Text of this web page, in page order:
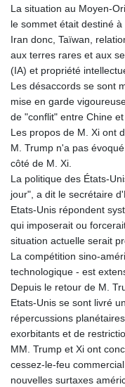
La situation au Moyen-
le sommet était destiné
Iran donc, Taïwan,
aux terres rares et aux
(IA) et propriété
Les désaccords se sont
mise en garde
de "conflit" entre Chine
Les propos de M. Xi ont
M. Trump n'a pas
côté de M. Xi.
La politique des États-
jour", a dit le secrétaire
Etats-Unis répondent
qui imposerait ou
situation actuelle serait
La compétition sino-
technologique - est
Depuis le retour de M.
Etats-Unis se sont livré
répercussions
exorbitants et de
MM. Trump et Xi ont
cessez-le-feu
nouvelles surtaxes